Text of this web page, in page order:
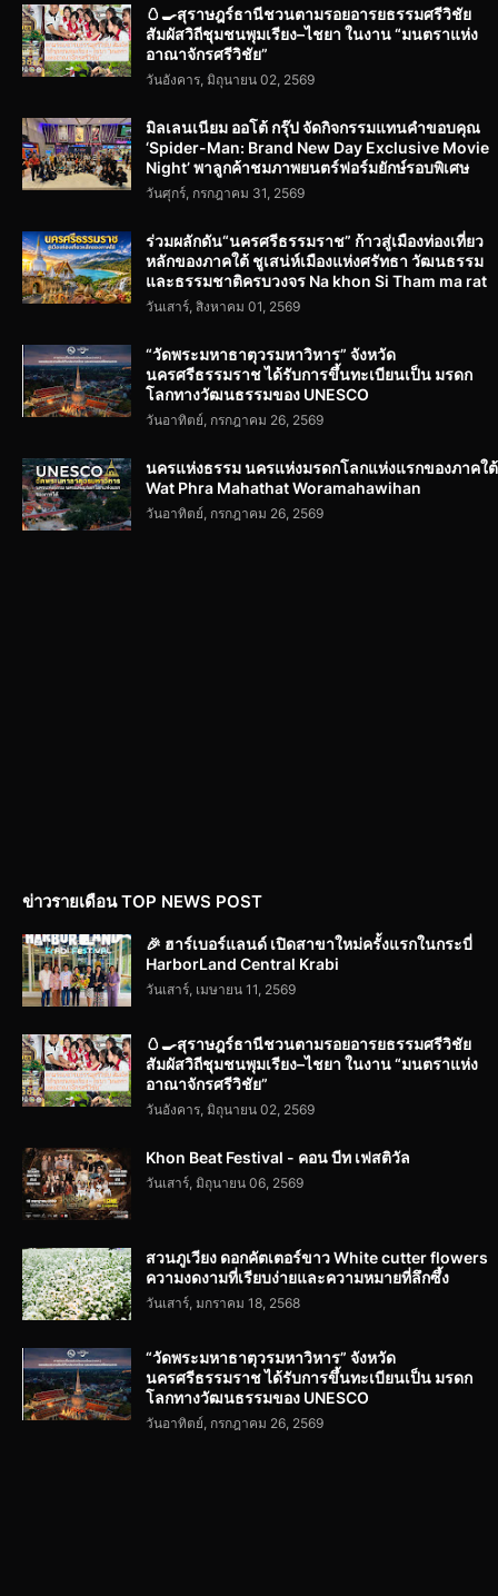
🥚🍳สุราษฎร์ธานีชวนตามรอยอารยธรรมศรีวิชัย
สัมผัสวิถีชุมชนพุมเรียง–ไชยา ในงาน “มนตราแห่ง
อาณาจักรศรีวิชัย”
วันอังคาร, มิถุนายน 02, 2569
มิลเลนเนียม ออโต้ กรุ๊ป จัดกิจกรรมแทนคำขอบคุณ
‘Spider-Man: Brand New Day Exclusive Movie
Night’ พาลูกค้าชมภาพยนตร์ฟอร์มยักษ์รอบพิเศษ
วันศุกร์, กรกฎาคม 31, 2569
ร่วมผลักดัน“นครศรีธรรมราช” ก้าวสู่เมืองท่องเที่ยว
หลักของภาคใต้ ชูเสน่ห์เมืองแห่งศรัทธา วัฒนธรรม
และธรรมชาติครบวงจร Na khon Si Tham ma rat
วันเสาร์, สิงหาคม 01, 2569
“วัดพระมหาธาตุวรมหาวิหาร” จังหวัด
นครศรีธรรมราช ได้รับการขึ้นทะเบียนเป็น มรดก
โลกทางวัฒนธรรมของ UNESCO
วันอาทิตย์, กรกฎาคม 26, 2569
นครแห่งธรรม นครแห่งมรดกโลกแห่งแรกของภาคใต้
Wat Phra Mahathat Woramahawihan
วันอาทิตย์, กรกฎาคม 26, 2569
ข่าวรายเดือน TOP NEWS POST
🎉 ฮาร์เบอร์แลนด์ เปิดสาขาใหม่ครั้งแรกในกระบี่
HarborLand Central Krabi
วันเสาร์, เมษายน 11, 2569
🥚🍳สุราษฎร์ธานีชวนตามรอยอารยธรรมศรีวิชัย
สัมผัสวิถีชุมชนพุมเรียง–ไชยา ในงาน “มนตราแห่ง
อาณาจักรศรีวิชัย”
วันอังคาร, มิถุนายน 02, 2569
Khon Beat Festival - คอน บีท เฟสติวัล
วันเสาร์, มิถุนายน 06, 2569
สวนภูเวียง ดอกคัตเตอร์ขาว White cutter flowers
ความงดงามที่เรียบง่ายและความหมายที่ลึกซึ้ง
วันเสาร์, มกราคม 18, 2568
“วัดพระมหาธาตุวรมหาวิหาร” จังหวัด
นครศรีธรรมราช ได้รับการขึ้นทะเบียนเป็น มรดก
โลกทางวัฒนธรรมของ UNESCO
วันอาทิตย์, กรกฎาคม 26, 2569